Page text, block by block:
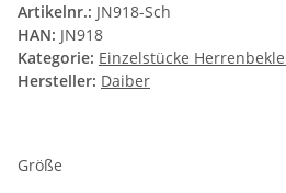
Artikelnr.: JN918-Sch
HAN: JN918
Kategorie: Einzelstücke
Hersteller: Daiber
Größe